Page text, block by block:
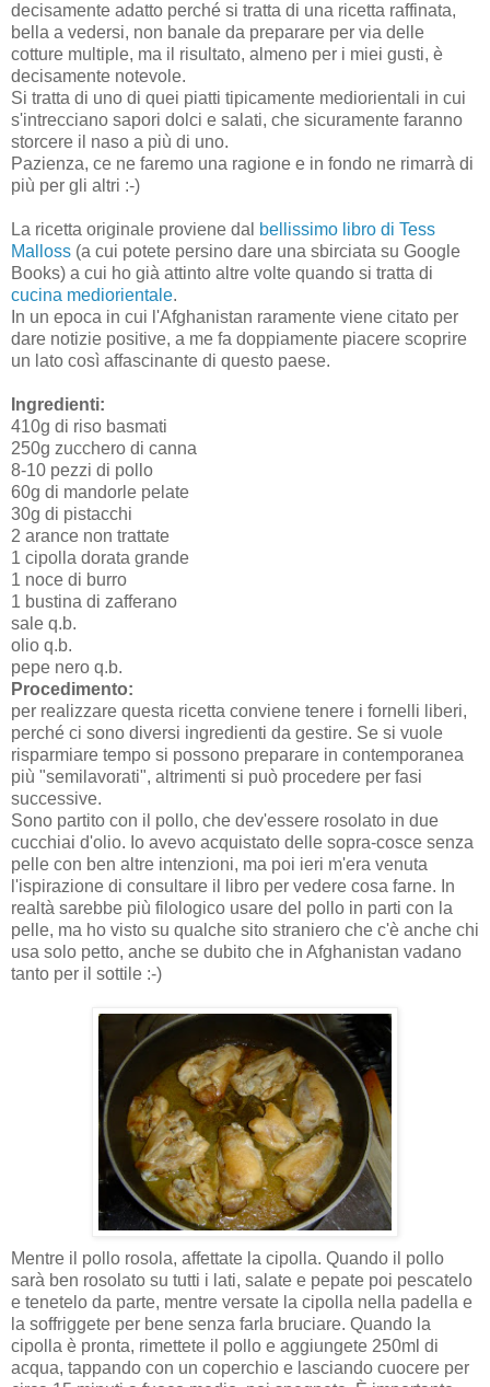
decisamente adatto perché si tratta di una ricetta raffinata,
bella a vedersi, non banale da preparare per via delle
cotture multiple, ma il risultato, almeno per i miei gusti, è
decisamente notevole.
Si tratta di uno di quei piatti tipicamente mediorientali in cui
s'intrecciano sapori dolci e salati, che sicuramente faranno
storcere il naso a più di uno.
Pazienza, ce ne faremo una ragione e in fondo ne rimarrà di
più per gli altri :-)
La ricetta originale proviene dal
bellissimo libro di Tess
Malloss (a cui potete persino dare una sbirciata su Google
Books) a cui ho già attinto altre volte quando si tratta di
cucina mediorientale.
In un epoca in cui l'Afghanistan raramente viene citato per
dare notizie positive, a me fa doppiamente piacere scoprire
un lato così affascinante di questo paese.
Ingredienti:
410g di riso basmati
250g zucchero di canna
8-10 pezzi di pollo
60g di mandorle pelate
30g di pistacchi
2 arance non trattate
1 cipolla dorata grande
1 noce di burro
1 bustina di zafferano
sale q.b.
olio q.b.
pepe nero q.b.
Procedimento:
per realizzare questa ricetta conviene tenere i fornelli liberi,
perché ci sono diversi ingredienti da gestire. Se si vuole
risparmiare tempo si possono preparare in contemporanea
più "semilavorati", altrimenti si può procedere per fasi
successive.
Sono partito con il pollo, che dev'essere rosolato in due
cucchiai d'olio. Io avevo acquistato delle sopra-cosce senza
pelle con ben altre intenzioni, ma poi ieri m'era venuta
l'ispirazione di consultare il libro per vedere cosa farne. In
realtà sarebbe più filologico usare del pollo in parti con la
pelle, ma ho visto su qualche sito straniero che c'è anche chi
usa solo petto, anche se dubito che in Afghanistan vadano
tanto per il sottile :-)
Mentre il pollo rosola, affettate la cipolla. Quando il pollo
sarà ben rosolato su tutti i lati, salate e pepate poi pescatelo
e tenetelo da parte, mentre versate la cipolla nella padella e
la soffriggete per bene senza farla bruciare. Quando la
cipolla è pronta, rimettete il pollo e aggiungete 250ml di
acqua, tappando con un coperchio e lasciando cuocere per